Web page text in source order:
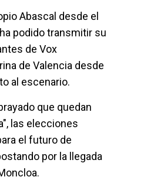
Abascal desde el
podido transmitir su
de Vox
de Valencia desde
al escenario.
que quedan
las elecciones
el futuro de
por la llegada